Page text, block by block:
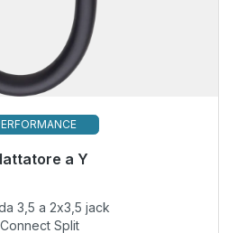
a Y
di nuovo disponibile
19,99 €
3,5 a 2x3,5 jack
Split